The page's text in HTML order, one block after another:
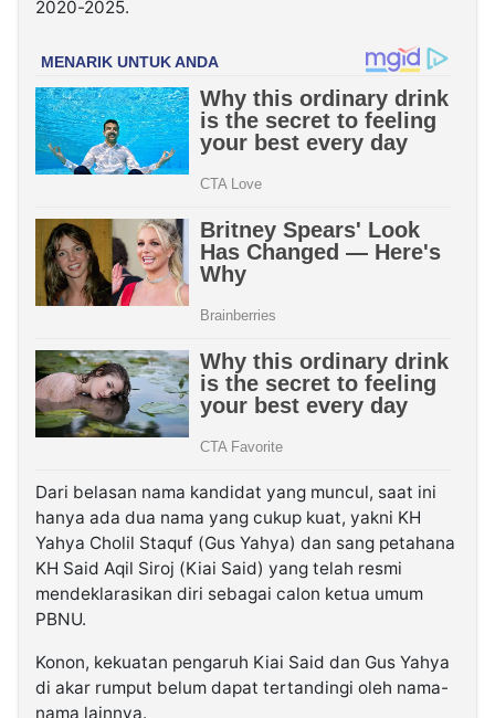
2020-2025.
Dari belasan nama kandidat yang muncul, saat ini
hanya ada dua nama yang cukup kuat, yakni KH
Yahya Cholil Staquf (Gus Yahya) dan sang petahana
KH Said Aqil Siroj (Kiai Said) yang telah resmi
mendeklarasikan diri sebagai calon ketua umum
PBNU.
Konon, kekuatan pengaruh Kiai Said dan Gus Yahya
di akar rumput belum dapat tertandingi oleh nama-
nama lainnya.